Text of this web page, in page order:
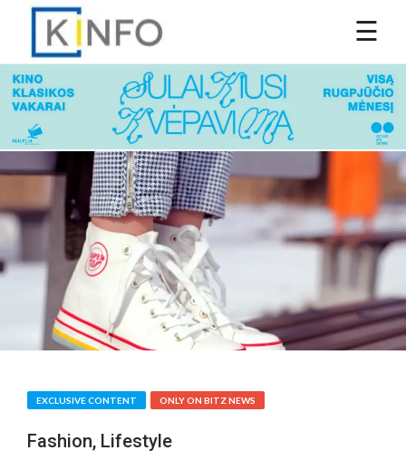
EXCLUSIVE CONTENT ONLY ON BITZ NEWS
Fashion, Lifestyle